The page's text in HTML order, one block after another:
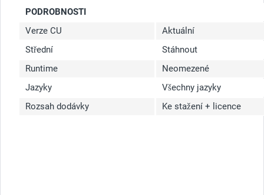
PODROBNOSTI
Verze CU
Aktuální
Střední
Stáhnout
Runtime
Neomezené
Jazyky
Všechny jazyky
Rozsah dodávky
Ke stažení + licence